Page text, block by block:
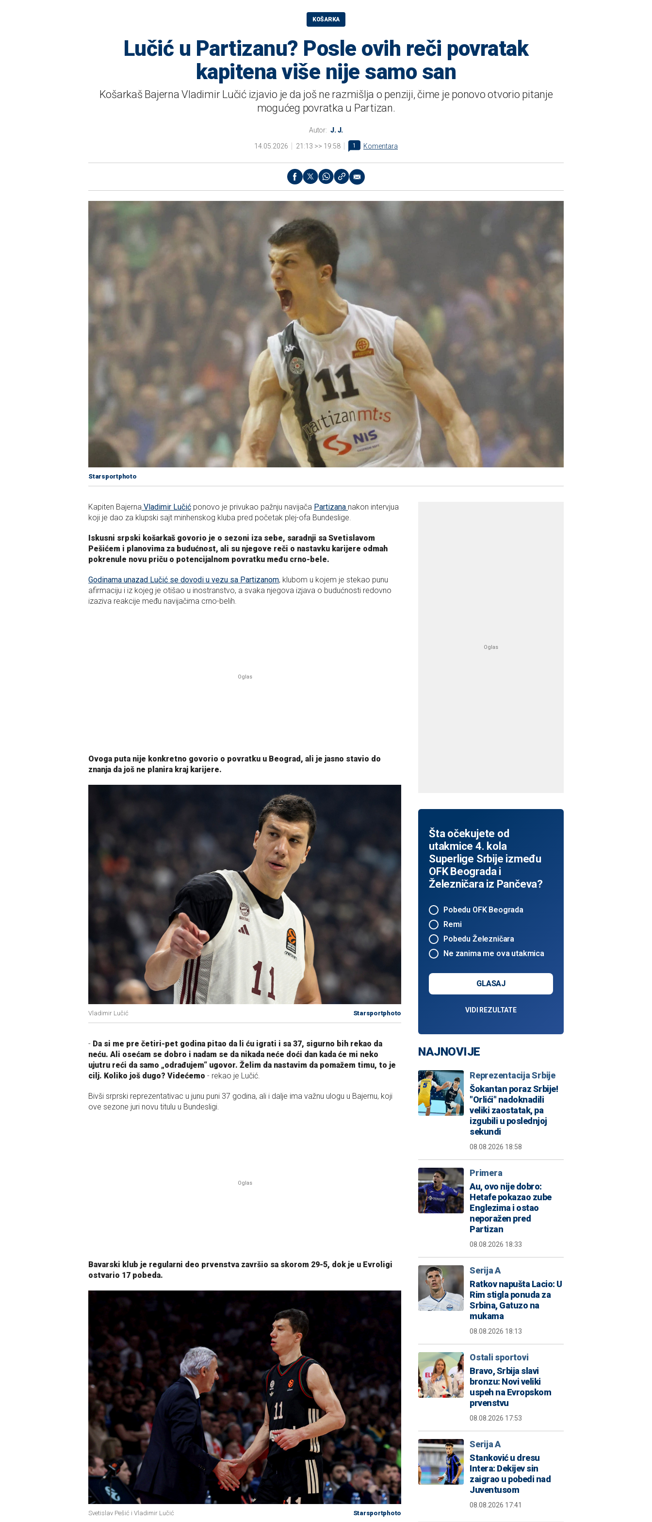
KOŠARKA
Lučić u Partizanu? Posle ovih reči povratak
kapitena više nije samo san
Košarkaš Bajerna Vladimir Lučić izjavio je da još ne razmišlja o penziji, čime je ponovo otvorio pitanje
mogućeg povratka u Partizan.
Autor: J. J.
14.05.2026 21:13 >> 19:58 1 Komentara
Starsportphoto
Kapiten Bajerna Vladimir Lučić ponovo je privukao pažnju navijača Partizana nakon intervjua
koji je dao za klupski sajt minhenskog kluba pred početak plej-ofa Bundeslige.
Iskusni srpski košarkaš govorio je o sezoni iza sebe, saradnji sa Svetislavom
Pešićem i planovima za budućnost, ali su njegove reči o nastavku karijere odmah
pokrenule novu priču o potencijalnom povratku među crno-bele.
Godinama unazad Lučić se dovodi u vezu sa Partizanom, klubom u kojem je stekao punu
afirmaciju i iz kojeg je otišao u inostranstvo, a svaka njegova izjava o budućnosti redovno
izaziva reakcije među navijačima crno-belih.
Ovoga puta nije konkretno govorio o povratku u Beograd, ali je jasno stavio do
znanja da još ne planira kraj karijere.
Vladimir Lučić Starsportphoto
- Da si me pre četiri-pet godina pitao da li ću igrati i sa 37, sigurno bih rekao da
neću. Ali osećam se dobro i nadam se da nikada neće doći dan kada će mi neko
ujutru reći da samo „odrađujem“ ugovor. Želim da nastavim da pomažem timu, to je
cilj. Koliko još dugo? Videćemo - rekao je Lučić.
Bivši srprski reprezentativac u junu puni 37 godina, ali i dalje ima važnu ulogu u Bajernu, koji
ove sezone juri novu titulu u Bundesligi.
Bavarski klub je regularni deo prvenstva završio sa skorom 29-5, dok je u Evroligi
ostvario 17 pobeda.
Svetislav Pešić i Vladimir Lučić Starsportphoto
Šta očekujete od
utakmice 4. kola
Superlige Srbije između
OFK Beograda i
Železničara iz Pančeva?
Pobedu OFK Beograda
Remi
Pobedu Železničara
Ne zanima me ova utakmica
GLASAJ
VIDI REZULTATE
NAJNOVIJE
Reprezentacija Srbije
Šokantan poraz Srbije!
"Orlići" nadoknadili
veliki zaostatak, pa
izgubili u poslednjoj
sekundi
08.08.2026 18:58
Primera
Au, ovo nije dobro:
Hetafe pokazao zube
Englezima i ostao
neporažen pred
Partizan
08.08.2026 18:33
Serija A
Ratkov napušta Lacio: U
Rim stigla ponuda za
Srbina, Gatuzo na
mukama
08.08.2026 18:13
Ostali sportovi
Bravo, Srbija slavi
bronzu: Novi veliki
uspeh na Evropskom
prvenstvu
08.08.2026 17:53
Serija A
Stanković u dresu
Intera: Dekijev sin
zaigrao u pobedi nad
Juventusom
08.08.2026 17:41